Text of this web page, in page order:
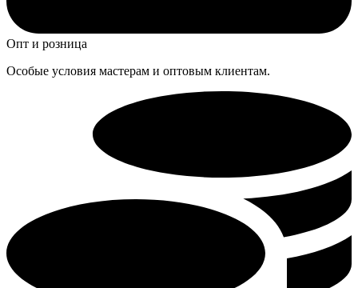
Опт и розница
Особые условия мастерам и оптовым клиентам.